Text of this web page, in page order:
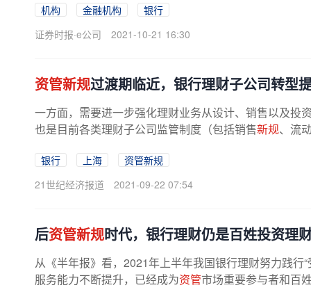
机构 金融机构
银行
证券时报·e公司
2021-10-21 16:30
资管新规过渡期临近，银行理财子公司转型
一方面，需要进一步强化理财业务从设计、销售以及投
也是目前各类理财子公司监管制度（包括销售新规、流
银行 上海
资管新规
21世纪经济报道
2021-09-22 07:54
后资管新规时代，银行理财仍是百姓投资理
从《半年报》看，2021年上半年我国银行理财努力践行
服务能力不断提升，已经成为资管市场重要参与者和百